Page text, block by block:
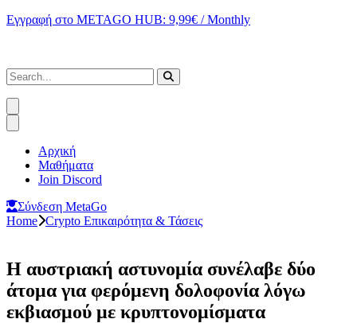
Εγγραφή στο METAGO HUB: 9,99€ / Monthly
Αρχική
Μαθήματα
Join Discord
Σύνδεση MetaGo
Home Crypto Επικαιρότητα & Τάσεις
Η αυστριακή αστυνομία συνέλαβε δύο
άτομα για φερόμενη δολοφονία λόγω
εκβιασμού με κρυπτονομίσματα